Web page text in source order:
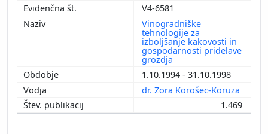
V4-6581
Vinogradniške
tehnologije za
izboljšanje kakovosti in
gospodarnosti pridelave
grozdja
1.10.1994 - 31.10.1998
dr. Zora Korošec-Koruza
1.469